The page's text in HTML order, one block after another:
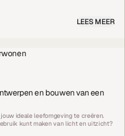
LEES MEER
en bouwen van een
ideale leefomgeving te creëren.
kunt maken van licht en uitzicht?